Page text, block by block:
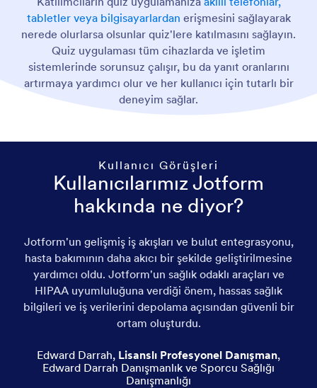
tabletler veya bilgisayarlardan erişmesini sağlayarak
nerede olurlarsa olsunlar quiz'lere katılmasını sağlayın.
Quiz uygulaması tüm cihazlarda ve işletim
sistemlerinde sorunsuz çalışır, bu da yanıt oranlarını
artırmaya yardımcı olur ve her kullanıcı için tutarlı bir
deneyim sağlar.
Kullanıcı Görüşleri
Kullanıcılarımız Jotform
hakkında ne diyor?
Jotform'un gelişmiş iş akışları ve bulut entegrasyonu,
hasta bakımının daha akıcı bir şekilde geliştirilmesine
yardımcı oldu. Jotform'un sağlık odaklı araçları ve
HIPAA uyumluluğuna verdiği önem, hassas sağlık
bilgileri ve iş verilerini depolama açısından güvenli bir
ortam oluşturdu.
Edward Darrah, Lisanslı Profesyonel Danışman,
Edward Darrah Danışmanlık ve Sporcu Sağlığı
Danışmanlığı